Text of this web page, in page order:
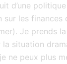
d’une
les
Je prends
situation
peux plus